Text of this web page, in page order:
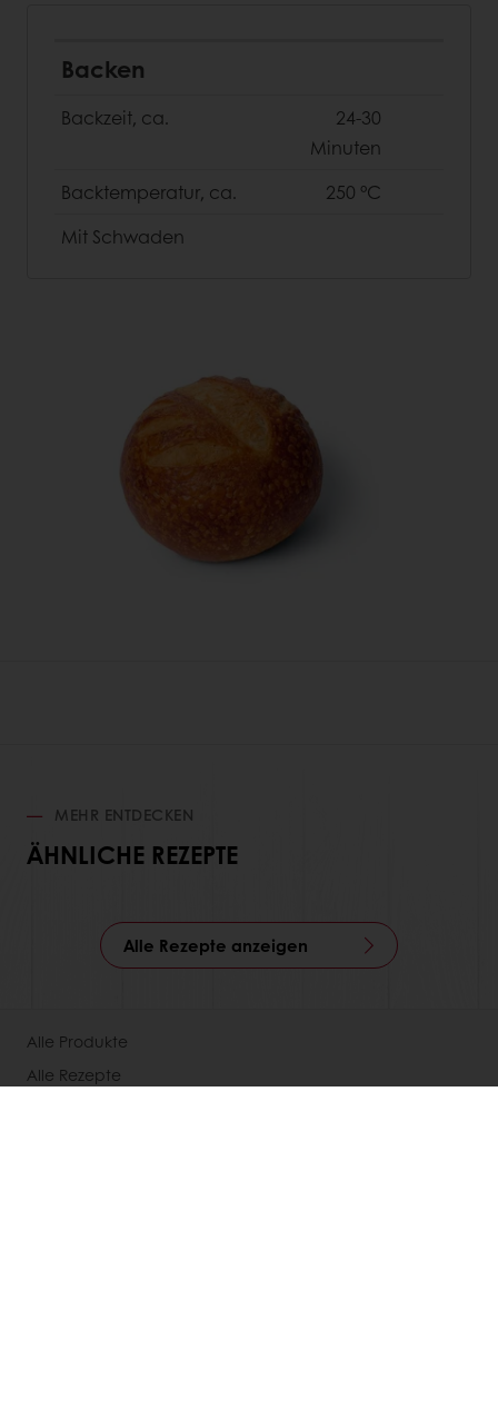
Backen
Backzeit, ca.
24-30
Minuten
Backtemperatur, ca.
250 °C
Mit Schwaden
MEHR ENTDECKEN
ÄHNLICHE REZEPTE
Alle Rezepte anzeigen
Alle Produkte
Alle Rezepte